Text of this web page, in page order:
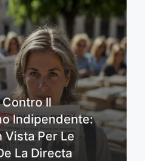
Contro Il
Indipendente:
Vista Per Le
La Directa